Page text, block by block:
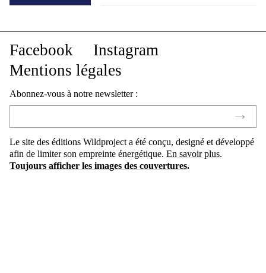
Facebook
Instagram
Mentions légales
Abonnez-vous à notre newsletter :
Le site des éditions Wildproject a été conçu, designé et développé
afin de limiter son empreinte énergétique. En savoir plus.
Toujours afficher les images des couvertures.